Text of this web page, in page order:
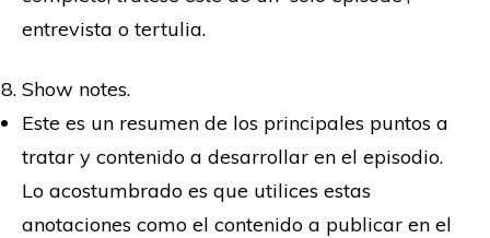
entrevista o tertulia.
Show notes.
Este es un resumen de los principales puntos a
tratar y contenido a desarrollar en el episodio.
Lo acostumbrado es que utilices estas
anotaciones como el contenido a publicar en el